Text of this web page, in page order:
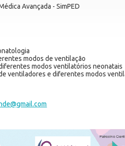
Avançada - SimPED
modos de ventilação
modos ventilatórios neonatais
ventiladores e diferentes modos